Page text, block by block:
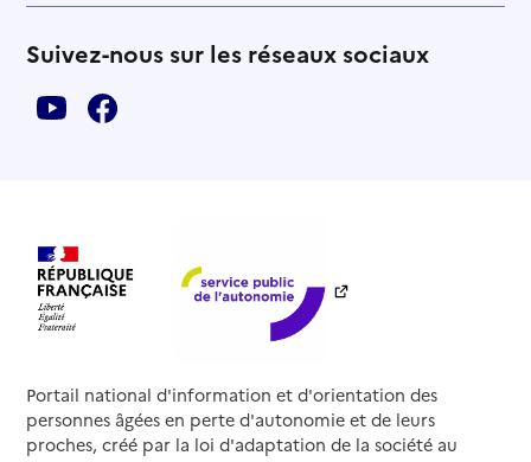
Suivez-nous sur les réseaux sociaux
Portail national d'information et d'orientation des
personnes âgées en perte d'autonomie et de leurs
proches, créé par la loi d'adaptation de la société au